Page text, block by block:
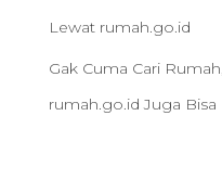
Lewat rumah.go.id
Gak Cuma Cari
rumah.go.id Juga Bisa